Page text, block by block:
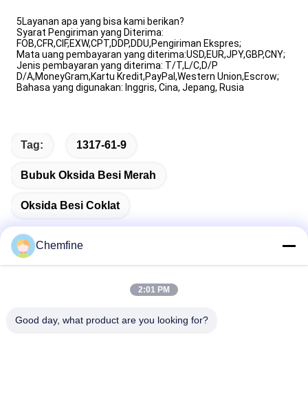
5Layanan apa yang bisa kami berikan?
Syarat Pengiriman yang Diterima:
FOB,CFR,CIF,EXW,CPT,DDP,DDU,Pengiriman Ekspres;
Mata uang pembayaran yang diterima:USD,EUR,JPY,GBP,CNY;
Jenis pembayaran yang diterima: T/T,L/C,D/P
D/A,MoneyGram,Kartu Kredit,PayPal,Western Union,Escrow;
Bahasa yang digunakan: Inggris, Cina, Jepang, Rusia
Tag: 1317-61-9
Bubuk Oksida Besi Merah
Oksida Besi Coklat
Alamat
Chemfine
2:01 PM
Good day, what product are you looking for?